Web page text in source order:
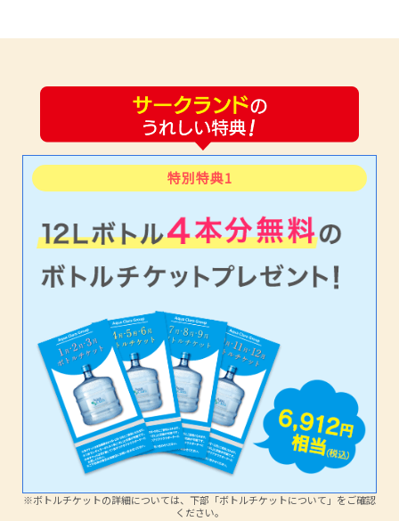
特別特典1
※ボトルチケットの詳細については、下部「ボトルチケットについて」をご確認
ください。